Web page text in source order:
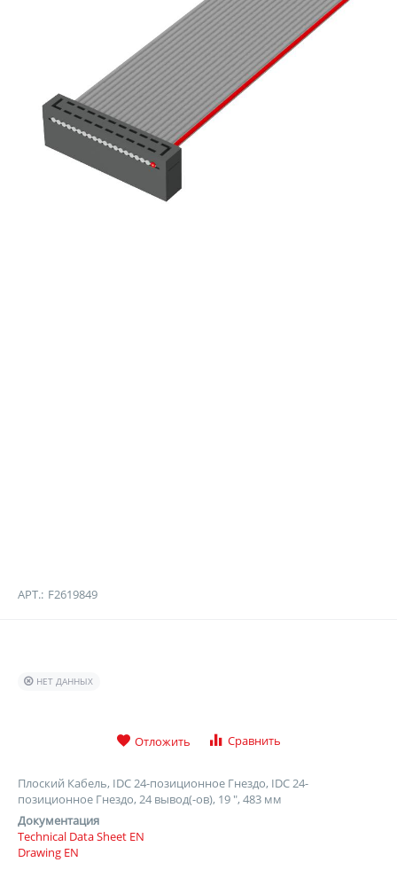
АРТ.: F2619849
НЕТ ДАННЫХ
Отложить Сравнить
Плоский Кабель, IDC 24-позиционное Гнездо, IDC 24-
позиционное Гнездо, 24 вывод(-ов), 19 ", 483 мм
Документация
Technical Data Sheet EN
Drawing EN